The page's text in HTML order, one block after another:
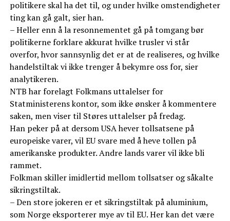
politikere skal ha det til, og under hvilke omstendigheter
ting kan gå galt, sier han.
– Heller enn å la resonnementet gå på tomgang bør
politikerne forklare akkurat hvilke trusler vi står
overfor, hvor sannsynlig det er at de realiseres, og hvilke
handelstiltak vi ikke trenger å bekymre oss for, sier
analytikeren.
NTB har forelagt Folkmans uttalelser for
Statministerens kontor, som ikke ønsker å kommentere
saken, men viser til Støres uttalelser på fredag.
Han peker på at dersom USA hever tollsatsene på
europeiske varer, vil EU svare med å heve tollen på
amerikanske produkter. Andre lands varer vil ikke bli
rammet.
Folkman skiller imidlertid mellom tollsatser og såkalte
sikringstiltak.
– Den store jokeren er et sikringstiltak på aluminium,
som Norge eksporterer mye av til EU. Her kan det være